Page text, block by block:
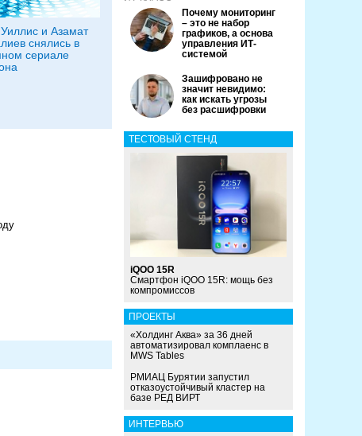
и Азамат
снялись в
сериале
Почему мониторинг
– это не набор
графиков, а основа
управления ИТ-
системой
Зашифровано не
значит невидимо:
как искать угрозы
без расшифровки
ТЕСТОВЫЙ СТЕНД
iQOO 15R
Смартфон iQOO 15R: мощь без
компромиссов
ПРОЕКТЫ
«Холдинг Аква» за 36 дней
автоматизировал комплаенс в
MWS Tables
РМИАЦ Бурятии запустил
отказоустойчивый кластер на
базе РЕД ВИРТ
ИНТЕРВЬЮ